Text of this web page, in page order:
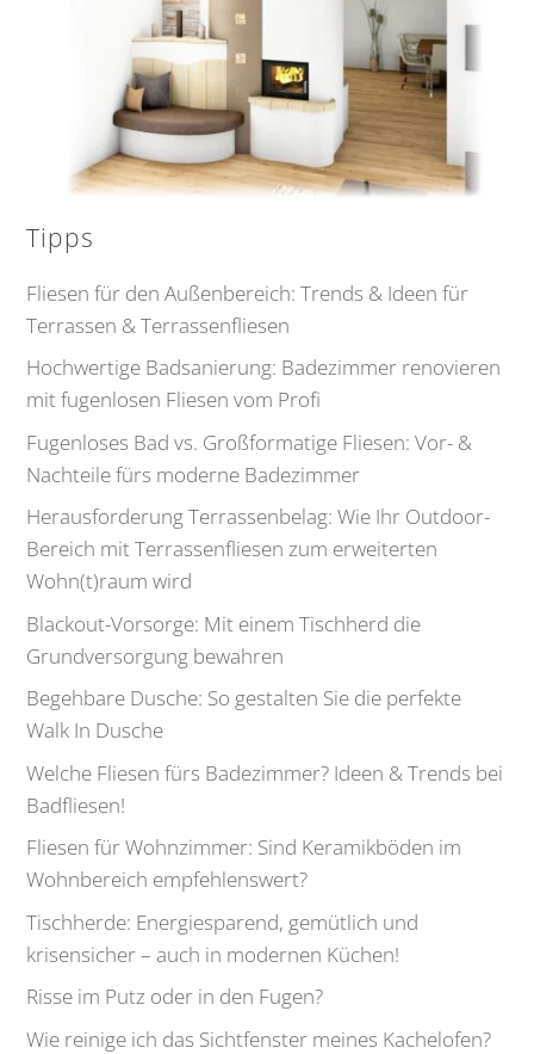
Tipps
Fliesen für den Außenbereich: Trends & Ideen für
Terrassen & Terrassenfliesen
Hochwertige Badsanierung: Badezimmer renovieren
mit fugenlosen Fliesen vom Profi
Fugenloses Bad vs. Großformatige Fliesen: Vor- &
Nachteile fürs moderne Badezimmer
Herausforderung Terrassenbelag: Wie Ihr Outdoor-
Bereich mit Terrassenfliesen zum erweiterten
Wohn(t)raum wird
Blackout-Vorsorge: Mit einem Tischherd die
Grundversorgung bewahren
Begehbare Dusche: So gestalten Sie die perfekte
Walk In Dusche
Welche Fliesen fürs Badezimmer? Ideen & Trends bei
Badfliesen!
Fliesen für Wohnzimmer: Sind Keramikböden im
Wohnbereich empfehlenswert?
Tischherde: Energiesparend, gemütlich und
krisensicher – auch in modernen Küchen!
Risse im Putz oder in den Fugen?
Wie reinige ich das Sichtfenster meines Kachelofen?